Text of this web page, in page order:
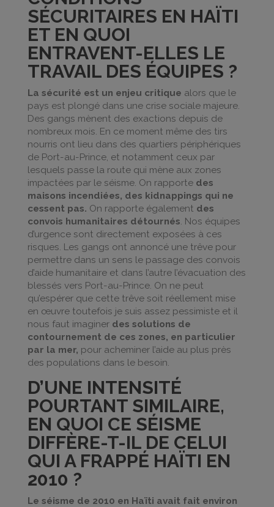
SÉCURITAIRES EN HAÏTI
ET EN QUOI
ENTRAVENT-ELLES LE
TRAVAIL DES ÉQUIPES ?
La sécurité est un enjeu critique alors que le
pays est plongé dans une crise sociale majeure.
Des gangs mènent des exactions depuis de
nombreux mois. En ce moment même des tirs
nourris ont lieu dans des quartiers périphériques
de Port-au-Prince, et notamment ceux par
lesquels passe la route qui mène aux zones
impactées par le séisme. On rapporte des
maisons incendiées, des kidnappings qui ne
cessent pas. On rapporte également des
convois humanitaires détournés . Nos équipes
d’urgence sont directement exposées à ces
risques. Les gangs ont annoncé une trêve pour
permettre dans un sens le passage des convois
d’aide humanitaire et dans l’autre l’évacuation des
blessés vers Port-au-Prince. On ne peut
qu’espérer que cette trêve soit réellement mise
en œuvre toutefois je suis assez pessimiste et il
nous faut imaginer des solutions de
contournement de ces zones, en particulier
par la mer, pour acheminer l’aide au plus près
des populations dans le besoin.
D’UNE INTENSITÉ
POURTANT SIMILAIRE,
EN QUOI CE SÉISME
DIFFÈRE-T-IL DE CELUI
QUI A FRAPPÉ HAÏTI EN
2010 ?
Le séisme de 2010 en Haïti avait fait environ